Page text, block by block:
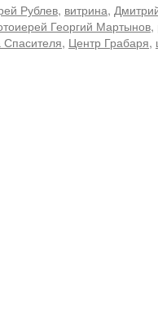
Рублев, витрина,
Георгий Мартынов,
, Центр Грабаря,